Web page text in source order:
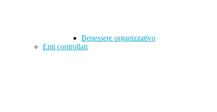
Benessere organizzativo
Enti controllati